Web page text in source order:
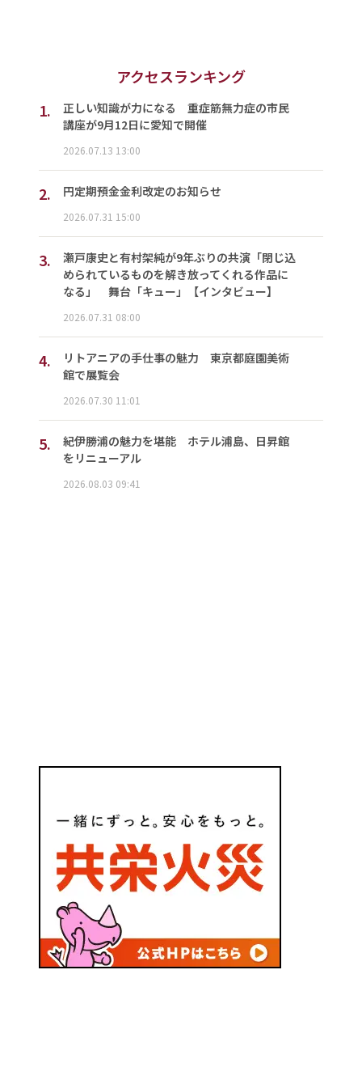
アクセスランキング
1.
正しい知識が力になる 重症筋無力症の市民
講座が9月12日に愛知で開催
2026.07.13 13:00
2. 円定期預金金利改定のお知らせ
2026.07.31 15:00
3.
瀬戸康史と有村架純が9年ぶりの共演「閉じ込
められているものを解き放ってくれる作品に
なる」 舞台「キュー」【インタビュー】
2026.07.31 08:00
4.
リトアニアの手仕事の魅力 東京都庭園美術
館で展覧会
2026.07.30 11:01
5.
紀伊勝浦の魅力を堪能 ホテル浦島、日昇館
をリニューアル
2026.08.03 09:41